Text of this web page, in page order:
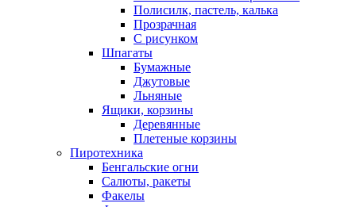
Полисилк, пастель, калька
Прозрачная
С рисунком
Шпагаты
Бумажные
Джутовые
Льняные
Ящики, корзины
Деревянные
Плетеные корзины
Пиротехника
Бенгальские огни
Салюты, ракеты
Факелы